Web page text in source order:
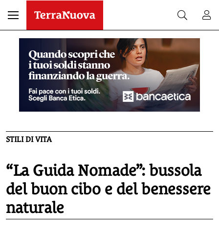
STILI DI VITA
“La Guida Nomade”: bussola
del buon cibo e del benessere
naturale